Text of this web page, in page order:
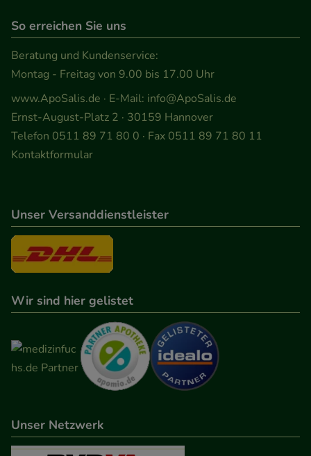
So erreichen Sie uns
Beratung und Kundenservice:
Montag - Freitag von 9.00 bis 17.00 Uhr
www.ApoSalis.de · E-Mail: info@ApoSalis.de
Ernst-August-Platz 2 · 30159 Hannover
Telefon 0511 89 71 80 0 · Fax 0511 89 71 80 11
Kontaktformular
Unser Versanddienstleister
Wir sind hier gelistet
Unser Netzwerk